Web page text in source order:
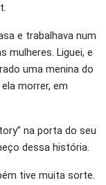
e trabalhava num
mulheres. Liguei, e
uma menina do
morrer, em
na porta do seu
dessa história.
tive muita sorte.